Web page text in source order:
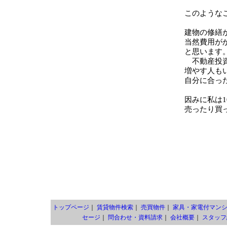
このような
建物の修繕
当然費用が
と思います
不動産投
増やす人も
自分に合っ
因みに私は
売ったり買
トップページ 賃貸物件検索｜ 売買物件｜ 家具・家電付マン
セージ
問合わせ・資料請求｜ 会社概要｜ スタッ